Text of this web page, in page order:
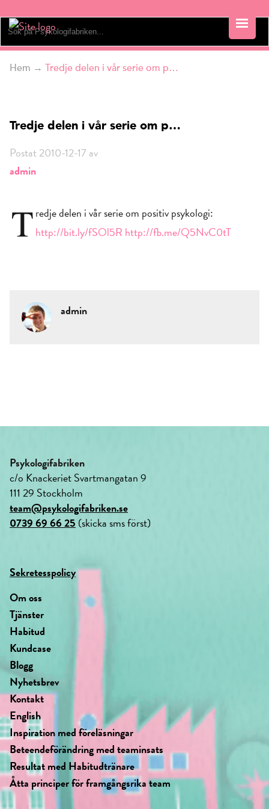
Hem → Tredje delen i vår serie om p…
Tredje delen i vår serie om p…
Postat 2010-12-17 av
admin
Tredje delen i vår serie om positiv psykologi:
http://bit.ly/fSOl5R http://fb.me/Q5NvC0tT
admin
Psykologifabriken
c/o Knackeriet Svartmangatan 9
111 29 Stockholm
team@psykologifabriken.se
0739 69 66 25 (skicka sms först)
Sekretesspolicy
Om oss
Tjänster
Habitud
Kundcase
Blogg
Nyhetsbrev
Kontakt
English
Inspiration med föreläsningar
Beteendeförändring med teaminsats
Resultat med Habitudtränare
Åtta principer för framgångsrika team